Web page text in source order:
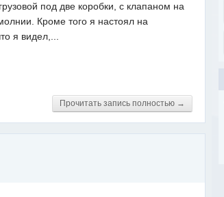
под две коробки, с клапаном на
Кроме того я настоял на
я видел,...
Прочитать запись полностью →